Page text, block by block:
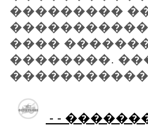
���������
����
��������.
- -